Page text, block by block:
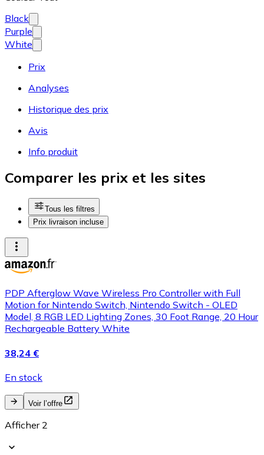
Black
Purple
White
Prix
Analyses
Historique des prix
Avis
Info produit
Comparer les prix et les sites
Tous les filtres
Prix livraison incluse
PDP Afterglow Wave Wireless Pro Controller with Full
Motion for Nintendo Switch, Nintendo Switch - OLED
Model, 8 RGB LED Lighting Zones, 30 Foot Range, 20 Hour
Rechargeable Battery White
38,24 €
En stock
Voir l’offre
Afficher 2